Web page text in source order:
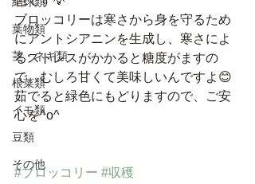
葉物類
茎・ネギ類
根菜類
イモ類
豆類
その他
ブロッコリーは寒さから身を守るため
にアントシアニンを生成し、寒さによ
るストレスがかかると糖度がますの
で、むしろ甘くて美味しいんですよ😊
茹でると緑色にもどりますので、ご安
心を^o^
#ブロッコリー #収穫